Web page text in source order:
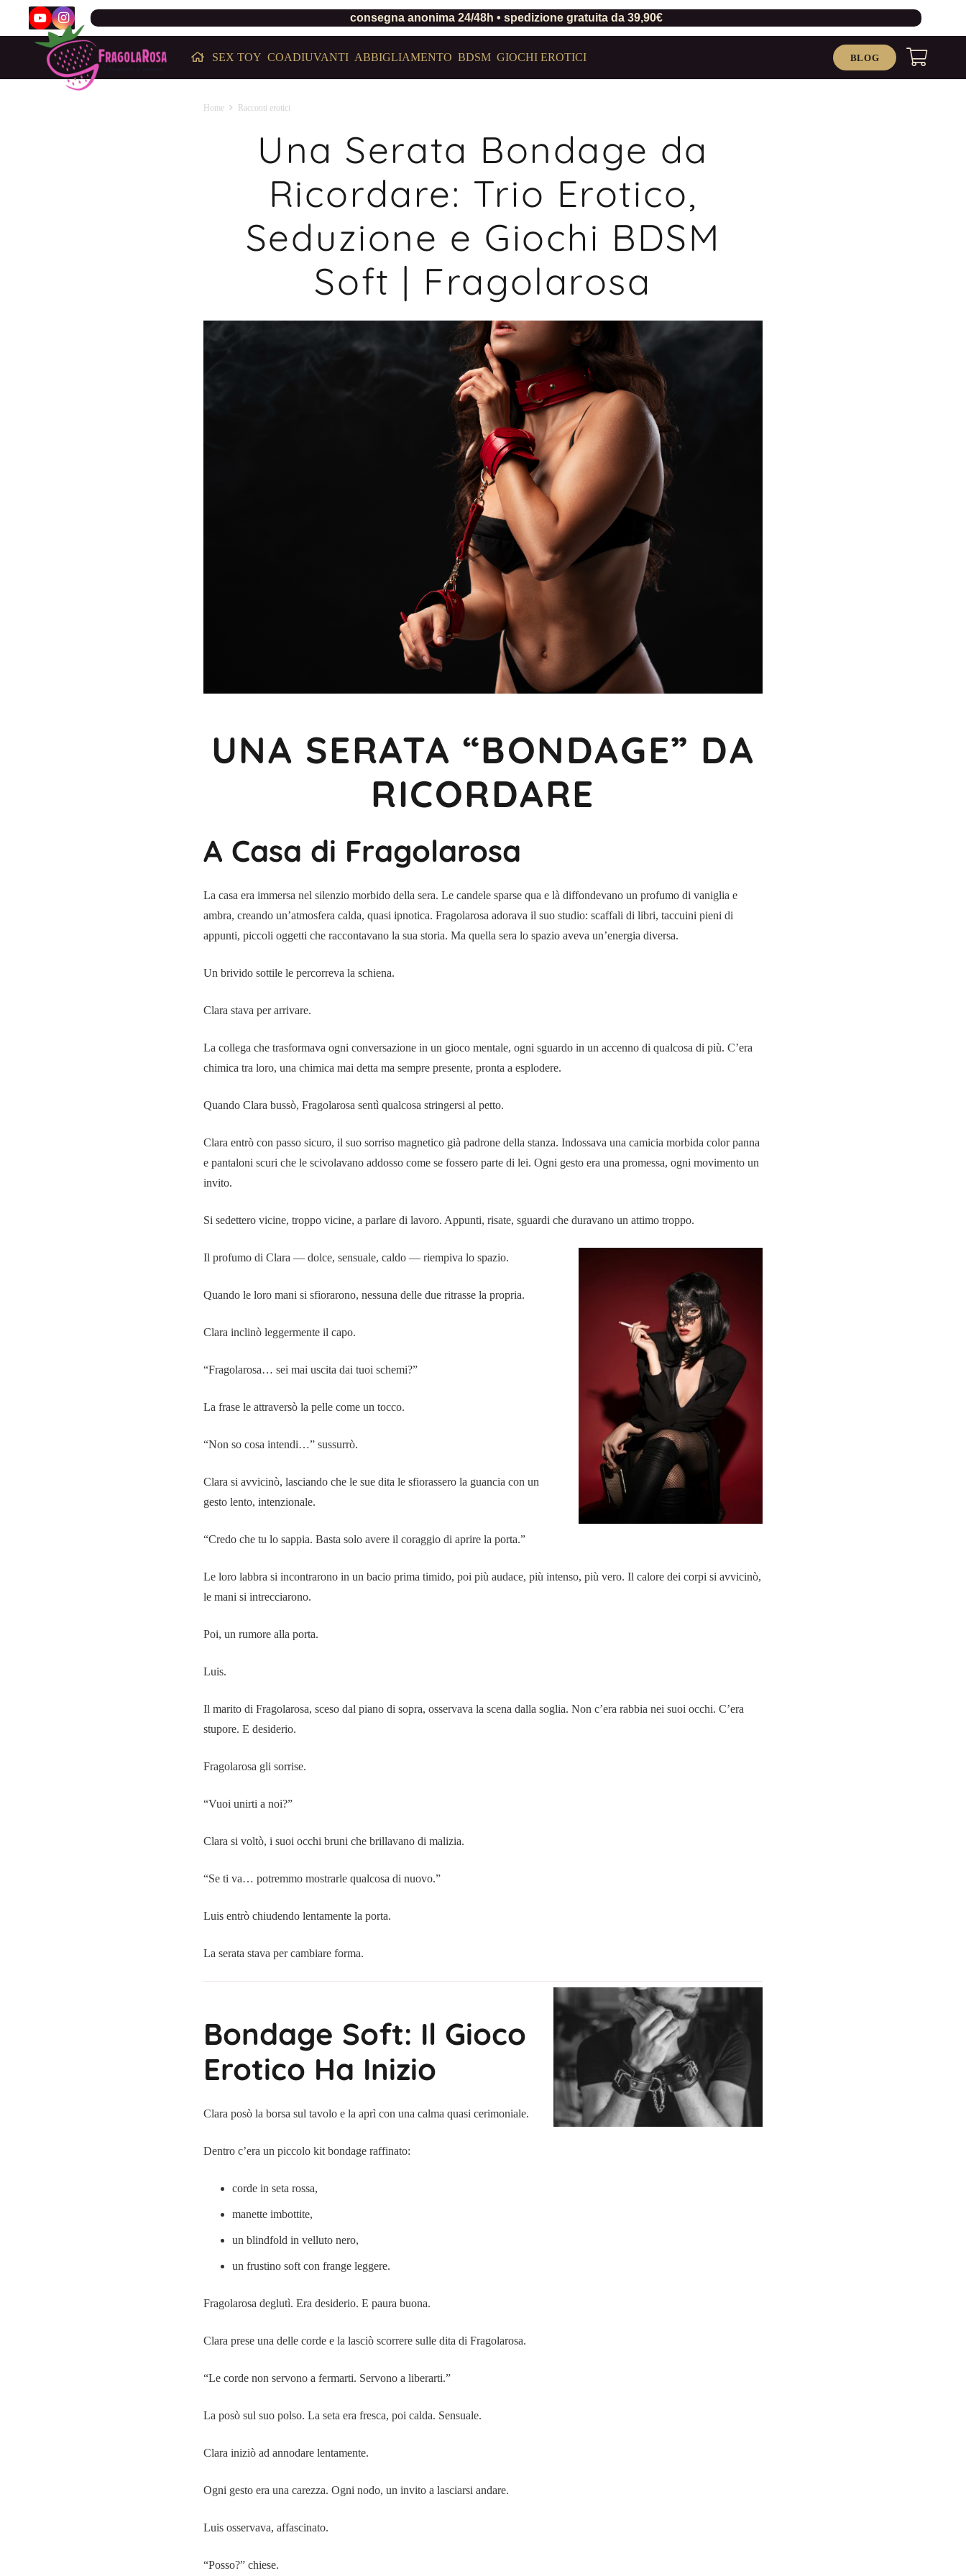
consegna anonima 24/48h • spedizione gratuita da 39,90€
SEX TOY COADIUVANTI ABBIGLIAMENTO BDSM GIOCHI EROTICI BLOG
Home Racconti erotici
Una Serata Bondage da
Ricordare: Trio Erotico,
Seduzione e Giochi BDSM
Soft | Fragolarosa
UNA SERATA “BONDAGE” DA
RICORDARE
A Casa di Fragolarosa
La casa era immersa nel silenzio morbido della sera. Le candele sparse qua e là diffondevano un profumo di vaniglia e
ambra, creando un’atmosfera calda, quasi ipnotica. Fragolarosa adorava il suo studio: scaffali di libri, taccuini pieni di
appunti, piccoli oggetti che raccontavano la sua storia. Ma quella sera lo spazio aveva un’energia diversa.
Un brivido sottile le percorreva la schiena.
Clara stava per arrivare.
La collega che trasformava ogni conversazione in un gioco mentale, ogni sguardo in un accenno di qualcosa di più. C’era
chimica tra loro, una chimica mai detta ma sempre presente, pronta a esplodere.
Quando Clara bussò, Fragolarosa sentì qualcosa stringersi al petto.
Clara entrò con passo sicuro, il suo sorriso magnetico già padrone della stanza. Indossava una camicia morbida color panna
e pantaloni scuri che le scivolavano addosso come se fossero parte di lei. Ogni gesto era una promessa, ogni movimento un
invito.
Si sedettero vicine, troppo vicine, a parlare di lavoro. Appunti, risate, sguardi che duravano un attimo troppo.
Il profumo di Clara — dolce, sensuale, caldo — riempiva lo spazio.
Quando le loro mani si sfiorarono, nessuna delle due ritrasse la propria.
Clara inclinò leggermente il capo.
“Fragolarosa… sei mai uscita dai tuoi schemi?”
La frase le attraversò la pelle come un tocco.
“Non so cosa intendi…” sussurrò.
Clara si avvicinò, lasciando che le sue dita le sfiorassero la guancia con un
gesto lento, intenzionale.
“Credo che tu lo sappia. Basta solo avere il coraggio di aprire la porta.”
Le loro labbra si incontrarono in un bacio prima timido, poi più audace, più intenso, più vero. Il calore dei corpi si avvicinò,
le mani si intrecciarono.
Poi, un rumore alla porta.
Luis.
Il marito di Fragolarosa, sceso dal piano di sopra, osservava la scena dalla soglia. Non c’era rabbia nei suoi occhi. C’era
stupore. E desiderio.
Fragolarosa gli sorrise.
“Vuoi unirti a noi?”
Clara si voltò, i suoi occhi bruni che brillavano di malizia.
“Se ti va… potremmo mostrarle qualcosa di nuovo.”
Luis entrò chiudendo lentamente la porta.
La serata stava per cambiare forma.
Bondage Soft: Il Gioco
Erotico Ha Inizio
Clara posò la borsa sul tavolo e la aprì con una calma quasi cerimoniale.
Dentro c’era un piccolo kit bondage raffinato:
corde in seta rossa,
manette imbottite,
un blindfold in velluto nero,
un frustino soft con frange leggere.
Fragolarosa deglutì. Era desiderio. E paura buona.
Clara prese una delle corde e la lasciò scorrere sulle dita di Fragolarosa.
“Le corde non servono a fermarti. Servono a liberarti.”
La posò sul suo polso. La seta era fresca, poi calda. Sensuale.
Clara iniziò ad annodare lentamente.
Ogni gesto era una carezza. Ogni nodo, un invito a lasciarsi andare.
Luis osservava, affascinato.
“Posso?” chiese.